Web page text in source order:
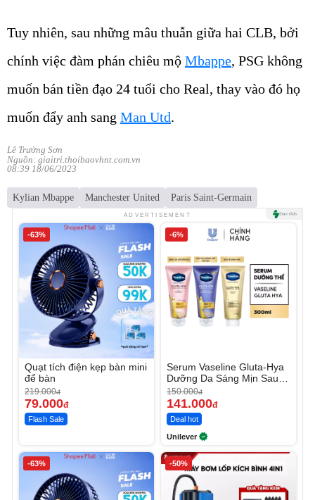
Tuy nhiên, sau những mâu thuẫn giữa hai CLB, bởi
chính việc đàm phán chiêu mộ Mbappe, PSG không
muốn bán tiền đạo 24 tuổi cho Real, thay vào đó họ
muốn đẩy anh sang Man Utd.
Lê Trường Sơn
Nguồn: giaitri.thoibaovhnt.com.vn
08:39 18/06/2023
Kylian Mbappe Manchester United Paris Saint-Germain
ADVERTISEMENT
-63%
Quạt tích điện kẹp bàn mini
để bàn
219.000đ
79.000đ
Flash Sale
-6%
Serum Vaseline Gluta-Hya
Dưỡng Da Sáng Mịn Sau 7
Ngày
150.000đ
141.000đ
Deal hot
Unilever
-63% -50%